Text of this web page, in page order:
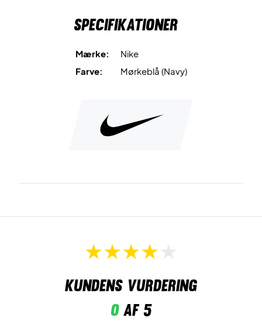
med hvid Nike Swoosh giver et tidløst og sporty look, der
Doublewide Wristbands 2-Pack Navy/White
Specifikationer
Mærke:
Nike
Farve:
Mørkeblå (Navy)
Kundens vurdering
0af 5